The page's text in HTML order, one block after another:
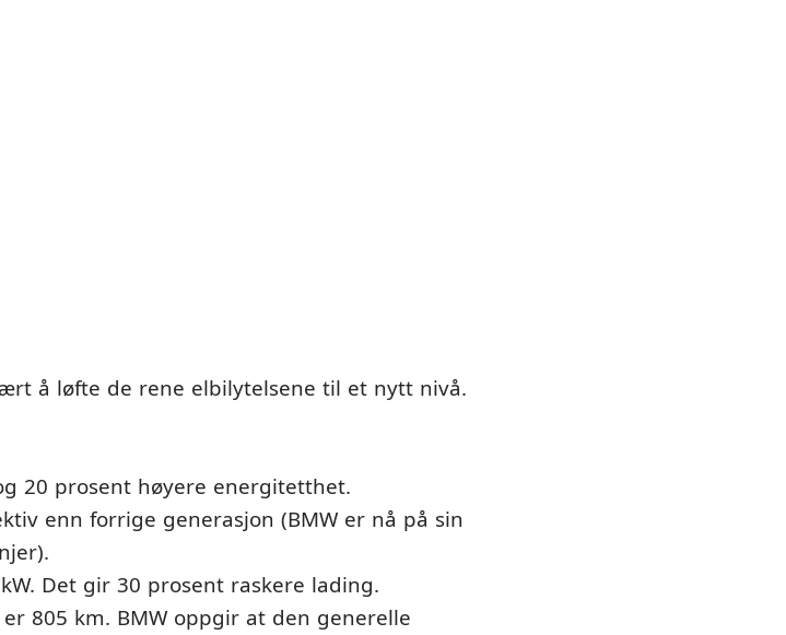
å løfte de rene elbilytelsene til et nytt nivå.
20 prosent høyere energitetthet.
enn forrige generasjon (BMW er nå på sin
Det gir 30 prosent raskere lading.
805 km. BMW oppgir at den generelle